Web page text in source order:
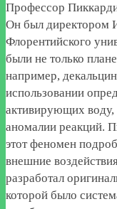
Профессор
Он был директором
Флорентийского
были не только
например,
использовании
активирующих
аномалии реакций.
этот феномен
внешние
разработал
которой было